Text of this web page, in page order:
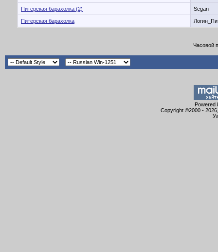
Питерская барахолка (2) Segan
Питерская барахолка
Часовой
Powered
Copyright ©2000 -